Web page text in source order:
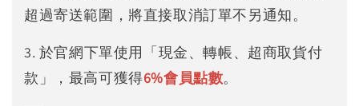
超過寄送範圍，將直接取消訂單不另通知。
3. 於官網下單使用「現金、轉帳、超商取貨付
款」，最高可獲得6%會員點數。